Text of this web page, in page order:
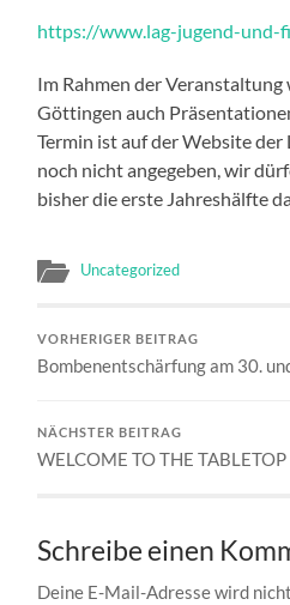
https://www.lag-jugend-und-
Im Rahmen der
Göttingen auch
Termin ist auf der Website der
noch nicht angegeben, wir
bisher die erste Jahreshälfte
Uncategorized
VORHERIGER BEITRAG
Bombenentschärfung am 30.
NÄCHSTER BEITRAG
WELCOME TO THE TABLETOP
Schreibe einen
Deine E-Mail-Adresse wird